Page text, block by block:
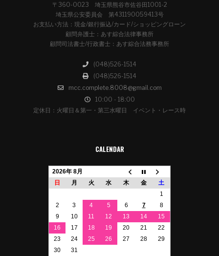
〒360-0023 埼玉県熊谷市佐谷田1001-2
埼玉県公安委員会 第431190059413号
お支払い方法：現金/銀行振込/カード/ショッピングローン
顧問弁護士：あす綜合法律事務所
顧問司法書士/行政書士：あす綜合法務事務所
(048)526-1514
(048)526-1514
mcc.complete.8008@gmail.com
10:00 - 18:00
定休日：火曜日＆第一・第三水曜日 イベント・レース時
CALENDAR
2026年 8月
日
月 火 水 木 金
土
1
2
3 4 5 6 7
8
9
10 11 12 13 14
15
16
17 18 19 20 21
22
23
24 25 26 27 28
29
30
31